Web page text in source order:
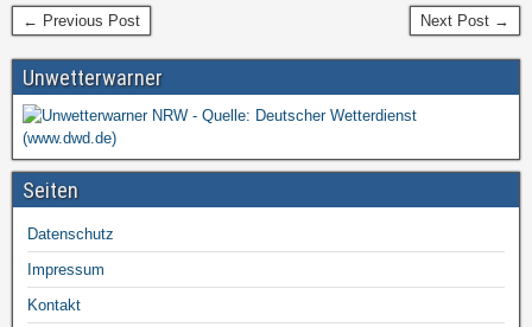
← Previous Post Next Post →
Unwetterwarner
Seiten
Datenschutz
Impressum
Kontakt